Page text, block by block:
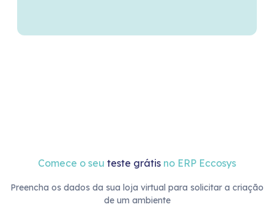
Comece o seu teste grátis no ERP Eccosys
Preencha os dados da sua loja virtual para solicitar a criação
de um ambiente